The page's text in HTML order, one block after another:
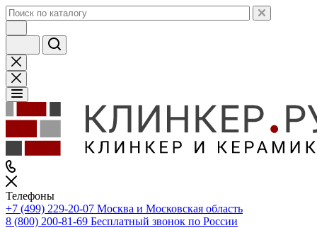
Телефоны
+7 (499) 229-20-07 Москва и Московская область
8 (800) 200-81-69 Бесплатный звонок по России